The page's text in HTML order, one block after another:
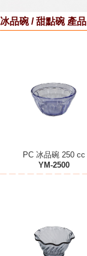
冰品碗 / 甜點碗 產品
PC 冰品碗 250 cc
YM-2500